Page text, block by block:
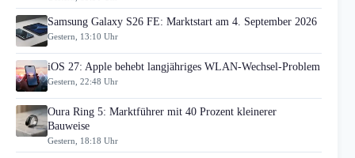
Samsung Galaxy S26 FE: Marktstart am 4. September 2026
Gestern, 13:10 Uhr
iOS 27: Apple behebt langjähriges WLAN-Wechsel-Problem
Gestern, 22:48 Uhr
Oura Ring 5: Marktführer mit 40 Prozent kleinerer
Bauweise
Gestern, 18:18 Uhr